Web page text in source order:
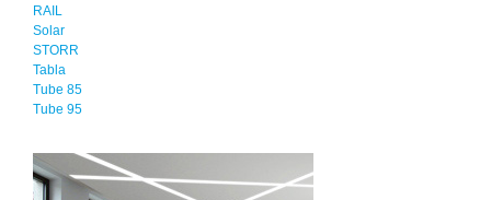
RAIL
Solar
STORR
Tabla
Tube 85
Tube 95